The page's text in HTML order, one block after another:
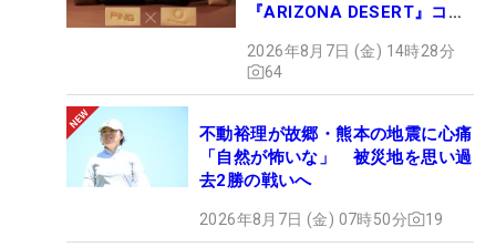
『ARIZONA DESERT』コレ
ュー
2026年8月7日 (金) 14時28分
64
不動裕理が故郷・熊本の地震に心痛
「自然が怖いな」 被災地を思い過
去2勝の戦いへ
2026年8月7日 (金) 07時50分 19